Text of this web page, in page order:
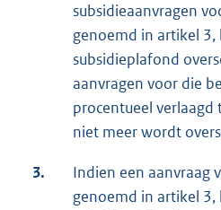
subsidieaanvragen
genoemd in artikel
subsidieplafond
aanvragen voor die
procentueel
niet meer wordt
3.
Indien een aanvraag
genoemd in artikel